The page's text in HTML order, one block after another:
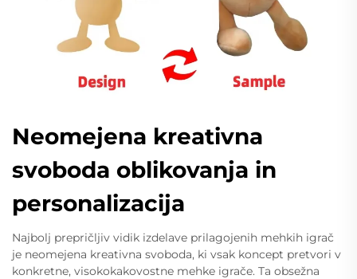
Neomejena kreativna
svoboda oblikovanja in
personalizacija
Najbolj prepričljiv vidik izdelave prilagojenih mehkih igrač
je neomejena kreativna svoboda, ki vsak koncept pretvori v
konkretne, visokokakovostne mehke igrače. Ta obsežna